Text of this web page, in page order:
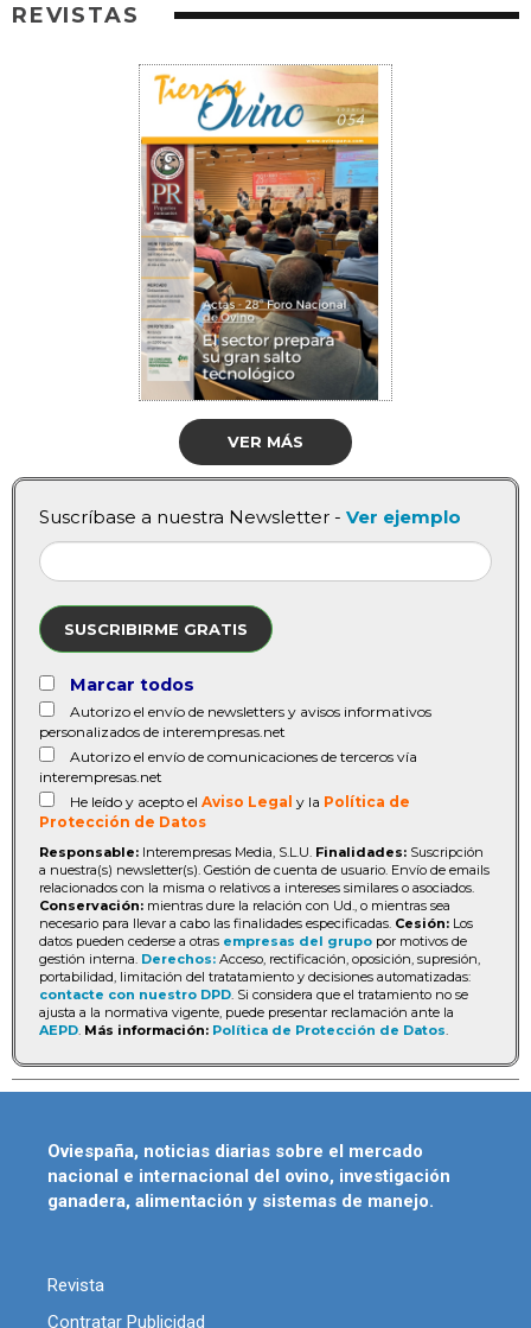
REVISTAS
VER MÁS
Suscríbase a nuestra Newsletter - Ver ejemplo
SUSCRIBIRME GRATIS
Marcar todos
Autorizo el envío de newsletters y avisos informativos
personalizados de interempresas.net
Autorizo el envío de comunicaciones de terceros vía
interempresas.net
He leído y acepto el Aviso Legal y la Política de
Protección de Datos
Responsable: Interempresas Media, S.L.U. Finalidades: Suscripción
a nuestra(s) newsletter(s). Gestión de cuenta de usuario. Envío de emails
relacionados con la misma o relativos a intereses similares o asociados.
Conservación: mientras dure la relación con Ud., o mientras sea
necesario para llevar a cabo las finalidades especificadas. Cesión: Los
datos pueden cederse a otras empresas del grupo por motivos de
gestión interna. Derechos: Acceso, rectificación, oposición, supresión,
portabilidad, limitación del tratatamiento y decisiones automatizadas:
contacte con nuestro DPD . Si considera que el tratamiento no se
ajusta a la normativa vigente, puede presentar reclamación ante la
AEPD Más información: Política de Protección de Datos
Oviespaña, noticias diarias sobre el mercado
nacional e internacional del ovino, investigación
ganadera, alimentación y sistemas de manejo.
Revista
Contratar Publicidad